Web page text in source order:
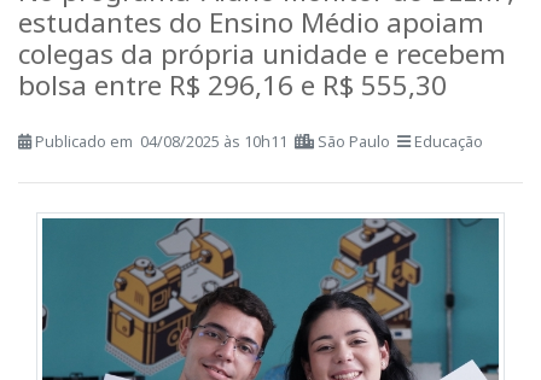
No programa 'Aluno Monitor do BEEM',
estudantes do Ensino Médio apoiam
colegas da própria unidade e recebem
Publicado em 04/08/2025 às 10h11 São Paulo Educação